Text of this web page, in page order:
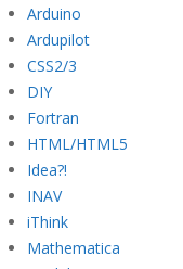
Arduino
Ardupilot
CSS2/3
DIY
Fortran
HTML/HTML5
Idea?!
INAV
iThink
Mathematica